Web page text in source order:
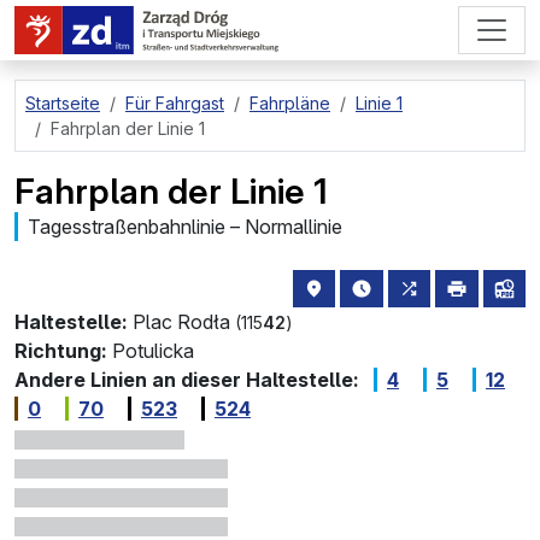
zum Hauptinhalt springen
Startseite Für Fahrgast Fahrpläne
Linie 1
Fahrplan der Linie 1
Fahrplan der Linie 1
Tagesstraßenbahnlinie – Normallinie
Haltestelle: Plac Rodła (11542)
Haltestellenstandort auf
die nächsten
alle Linien,
drucken
Richtung: Potulicka
Andere Linien an dieser Haltestelle:
4 5
12
0
70 523 524